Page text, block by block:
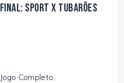
FINAL: SPORT X TUBARÕES
Jogo Completo